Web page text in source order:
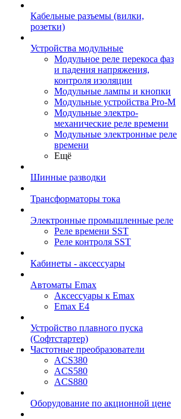
Кабельные разъемы (вилки,
розетки)
Устройства модульные
Модульное реле перекоса фаз
и падения напряжения,
контроля изоляции
Модульные лампы и кнопки
Модульные устройства Pro-M
Модульные электро-
механические реле времени
Модульные электронные реле
времени
Ещё
Шинные разводки
Трансформаторы тока
Электронные промышленные реле
Реле времени SST
Реле контроля SST
Кабинеты - аксессуары
Автоматы Emax
Аксессуары к Emax
Emax E4
Устройство плавного пуска
(Софтстартер)
Частотные преобразователи
ACS380
ACS580
ACS880
Оборудование по акционной цене